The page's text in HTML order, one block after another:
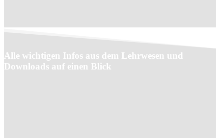
Alle wichtigen Infos aus dem Lehrwesen und
Downloads auf einen Blick